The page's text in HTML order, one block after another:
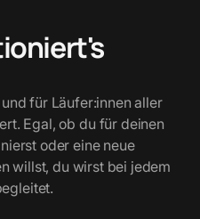
für Läufer:innen aller
Egal, ob du für deinen
oder eine neue
willst, du wirst bei jedem